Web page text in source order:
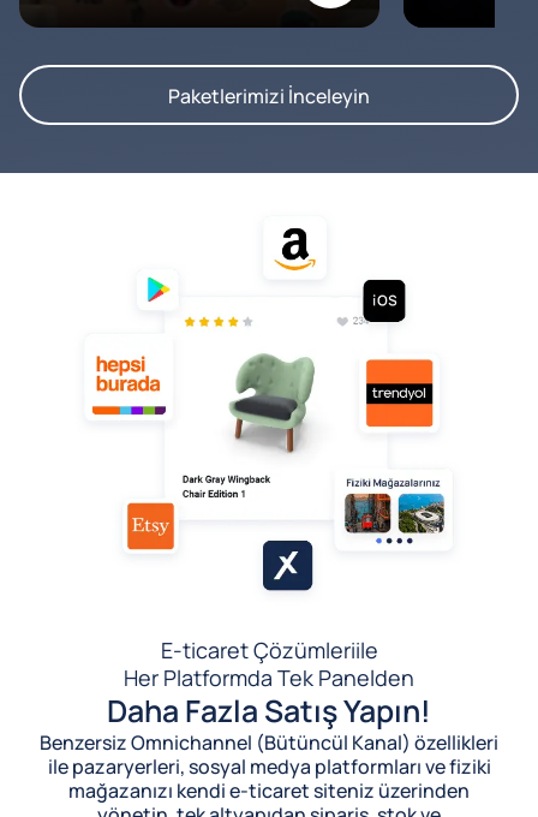
Paketlerimizi İnceleyin
E-ticaret Çözümleriile
Her Platformda Tek Panelden
Daha Fazla Satış Yapın!
Benzersiz Omnichannel (Bütüncül Kanal) özellikleri
ile pazaryerleri, sosyal medya platformları ve fiziki
mağazanızı kendi e-ticaret siteniz üzerinden